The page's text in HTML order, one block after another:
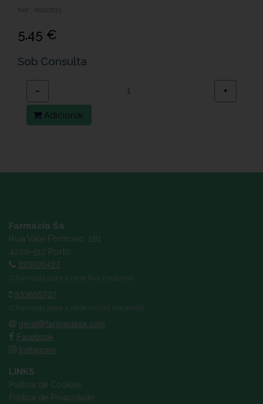
Ref.: 6620815
5,45 €
Sob Consulta
− +
Adicionar
Farmácia Sá
Rua Vale Formoso, 181
4200-512 Porto
225020427
(Chamada para a rede fixa nacional)
933605727
(Chamada para a rede móvel nacional)
geral@farmaciasa.com
Facebook
Instagram
LINKS
Política de Cookies
Política de Privacidade